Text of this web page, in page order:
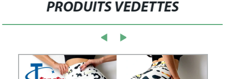
PRODUITS VEDETTES